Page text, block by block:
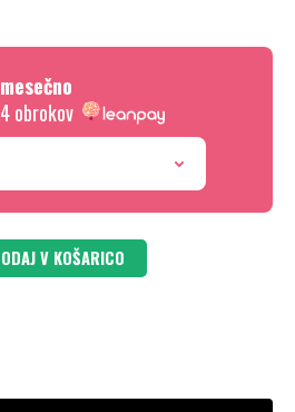
mesečno
obrokov
V KOŠARICO